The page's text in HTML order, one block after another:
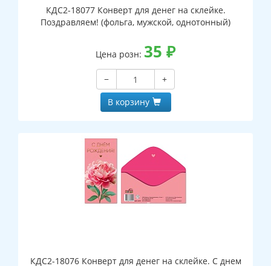
КДС2-18077 Конверт для денег на склейке.
Поздравляем! (фольга, мужской, однотонный)
Цена розн: 35 ₽
−
+
В корзину
КДС2-18076 Конверт для денег на склейке. С днем